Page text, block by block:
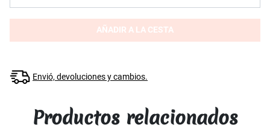
AÑADIR A LA CESTA
Envió, devoluciones y cambios.
Productos relacionados